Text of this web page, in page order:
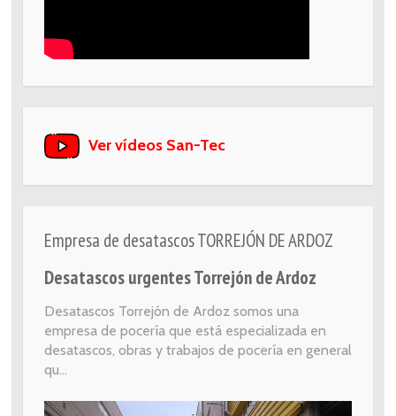
Ver vídeos San-Tec
Empresa de desatascos TORREJÓN DE ARDOZ
Desatascos urgentes Torrejón de Ardoz
Desatascos Torrejón de Ardoz somos una
empresa de pocería que está especializada en
desatascos, obras y trabajos de pocería en general
qu...